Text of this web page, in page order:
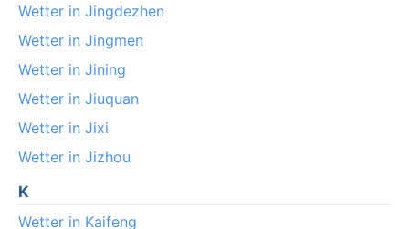
Wetter in Jingdezhen
Wetter in Jingmen
Wetter in Jining
Wetter in Jiuquan
Wetter in Jixi
Wetter in Jizhou
K
Wetter in Kaifeng